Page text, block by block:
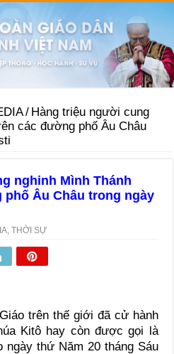
/ Hàng triệu người cung
các đường phố Âu Châu
nghinh Mình Thánh
Âu Châu trong ngày
,THỜI SỰ
trên thế giới đã cử hành
Kitô hay còn được gọi là
ngày thứ Năm 20 tháng Sáu